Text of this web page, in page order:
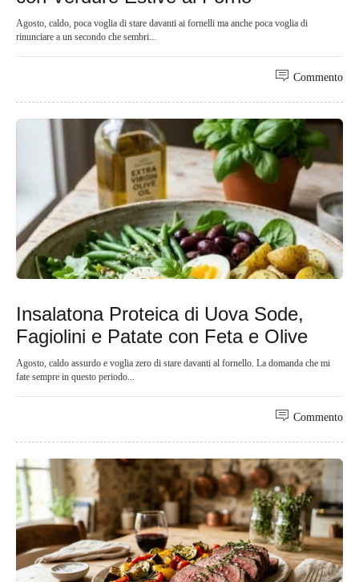
Agosto, caldo, poca voglia di stare davanti ai fornelli ma anche poca voglia di
rinunciare a un secondo che sembri...
Commento
Insalatona Proteica di Uova Sode,
Fagiolini e Patate con Feta e Olive
Agosto, caldo assurdo e voglia zero di stare davanti al fornello. La domanda che mi
fate sempre in questo periodo...
Commento